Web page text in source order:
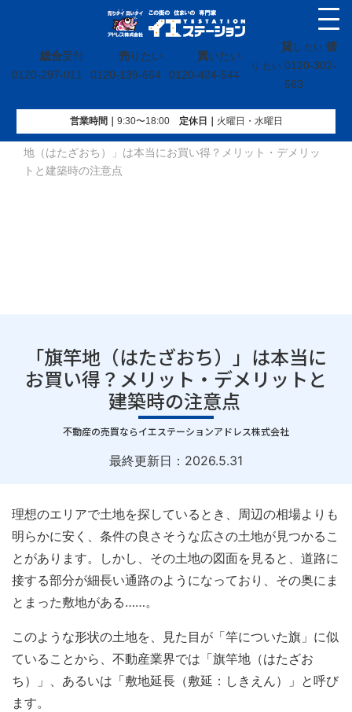
総合受付
0120-297-011
売りたい
0120-139-664
買いたい
0120-424-544
貸し たい 借
り たい 0120-302-
563
営業時間｜ 9:30〜18:00定休⽇｜ 火曜⽇・水曜⽇
イエステーション»投稿トップ»不動産購入コラム»「旗竿
地（はたざおち）」は本当にお買い得？メリット・デメリッ
トと建築時の注意点
「旗竿地（はたざおち）」は本当に
お買い得？メリット・デメリットと
建築時の注意点
｜
不動産の売買ならイエステーションアドレス株式会社
最終更新日： 2026.5.31
理想のエリアで土地を探しているとき、周辺の相場よりも
明らかに安く、条件の良さそうな広さの土地が見つかるこ
とがあります。しかし、その土地の図面を見ると、道路に
接する部分が細長い通路のようになっており、その奥にま
とまった敷地がある……。
このような形状の土地を、見た目が「竿についた旗」に似
ていることから、不動産業界では「旗竿地（はたざお
ち）」、あるいは「敷地延長（敷延：しきえん）」と呼び
ます。